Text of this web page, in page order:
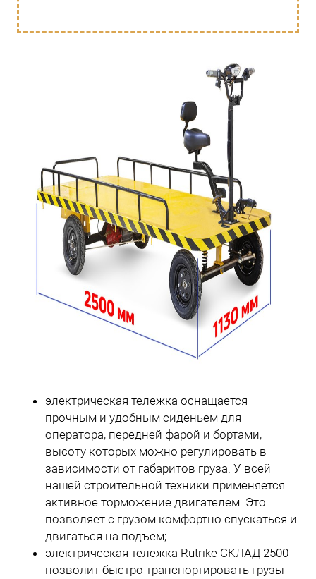
электрическая тележка оснащается
прочным и удобным сиденьем для
оператора, передней фарой и бортами,
высоту которых можно регулировать в
зависимости от габаритов груза. У всей
нашей строительной техники применяется
активное торможение двигателем. Это
позволяет с грузом комфортно спускаться и
двигаться на подъём;
электрическая тележка Rutrike СКЛАД 2500
позволит быстро транспортировать грузы